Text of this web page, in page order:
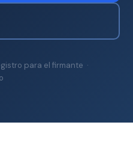
para el firmante ·